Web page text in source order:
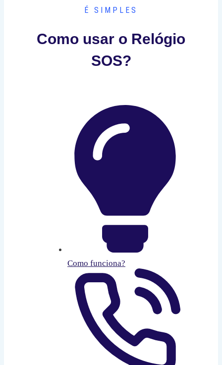
É SIMPLES
Como usar o Relógio
SOS?
Como funciona?